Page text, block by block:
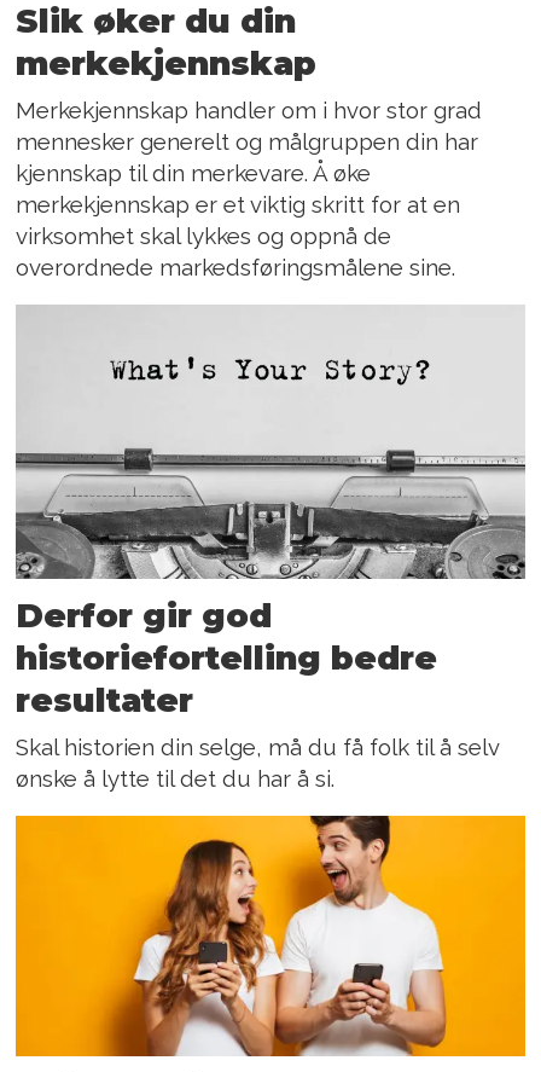
Slik øker du din
merkekjennskap
Merkekjennskap handler om i hvor stor grad
mennesker generelt og målgruppen din har
kjennskap til din merkevare. Å øke
merkekjennskap er et viktig skritt for at en
virksomhet skal lykkes og oppnå de
overordnede markedsføringsmålene sine.
Derfor gir god
historiefortelling bedre
resultater
Skal historien din selge, må du få folk til å selv
ønske å lytte til det du har å si.